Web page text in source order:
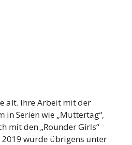
alt. Ihre Arbeit mit der
Serien wie „Muttertag“,
mit den „Rounder Girls“
2019 wurde übrigens unter